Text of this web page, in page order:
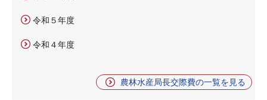
令和５年度
令和４年度
農林水産局長交際費の一覧を見る